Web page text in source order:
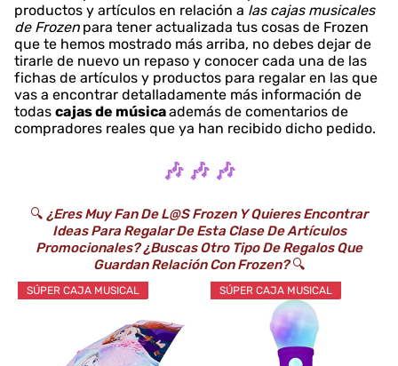
productos y artículos en relación a las cajas musicales
de Frozen para tener actualizada tus cosas de Frozen
que te hemos mostrado más arriba, no debes dejar de
tirarle de nuevo un repaso y conocer cada una de las
fichas de artículos y productos para regalar en las que
vas a encontrar detalladamente más información de
todas cajas de músicaademás de comentarios de
compradores reales que ya han recibido dicho pedido.
🎶 🎶 🎶
🔍 ¿Eres Muy Fan De L@s Frozen Y Quieres Encontrar
Ideas Para Regalar De Esta Clase De Artículos
Promocionales? ¿Buscas Otro Tipo De Regalos Que
Guardan Relación Con Frozen?🔍
SÚPER CAJA MUSICAL SÚPER CAJA MUSICAL